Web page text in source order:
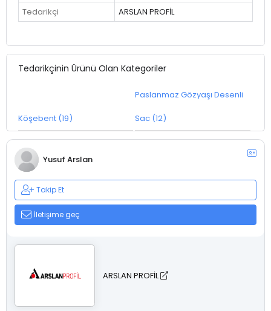
Tedarikçi
ARSLAN PROFİL
Tedarikçinin Ürünü Olan Kategoriler
Köşebent (19)
Paslanmaz Gözyaşı Desenli
Sac (12)
Yusuf Arslan
Takip Et
İletişime geç
ARSLAN PROFİL